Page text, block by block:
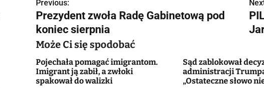
N
a
w
i
g
Previous:
Prezydent zwoła Radę Gabinetową pod
koniec sierpnia
Może Ci się spodobać
Pojechała pomagać imigrantom.
Imigrant ją zabił, a zwłoki
spakował do walizki
Sąd zablokował
administracji
„Ostateczne słowo